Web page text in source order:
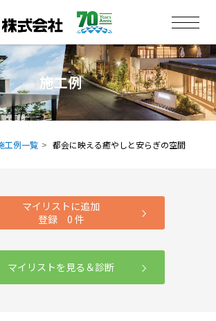
施工例
工例一覧 都会に映える癒やしと安らぎの空間
マイリストに追加
登録 0 件
マイリストを見る＆診断